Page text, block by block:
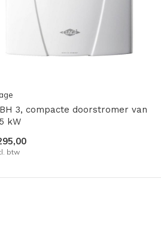
3, compacte doorstromer van
kW
btw